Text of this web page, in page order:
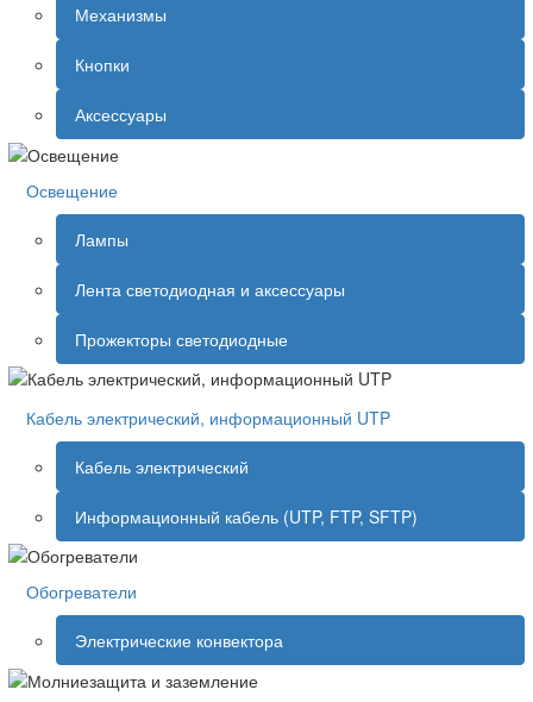
Механизмы
Кнопки
Аксессуары
Освещение
Лампы
Лента светодиодная и аксессуары
Прожекторы светодиодные
Кабель электрический, информационный UTP
Кабель электрический
Информационный кабель (UTP, FTP, SFTP)
Обогреватели
Электрические конвектора